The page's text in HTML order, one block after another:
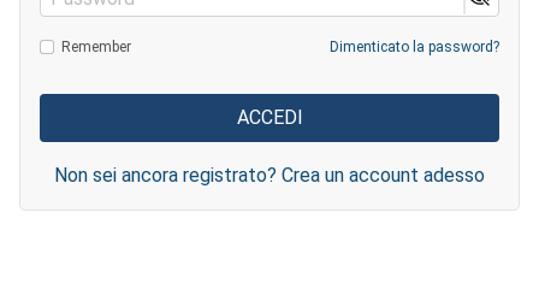
Remember Dimenticato la password?
Non sei ancora registrato? Crea un account adesso